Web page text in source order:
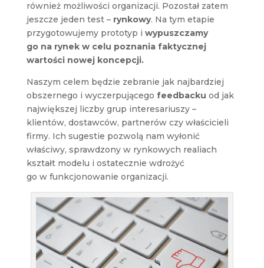
również możliwości organizacji. Pozostał zatem
jeszcze jeden test – rynkowy. Na tym etapie
przygotowujemy prototyp i wypuszczamy
go na rynek w celu poznania faktycznej
wartości nowej koncepcji.
Naszym celem będzie zebranie jak najbardziej
obszernego i wyczerpującego feedbacku od jak
największej liczby grup interesariuszy –
klientów, dostawców, partnerów czy właścicieli
firmy. Ich sugestie pozwolą nam wyłonić
właściwy, sprawdzony w rynkowych realiach
kształt modelu i ostatecznie wdrożyć
go w funkcjonowanie organizacji.